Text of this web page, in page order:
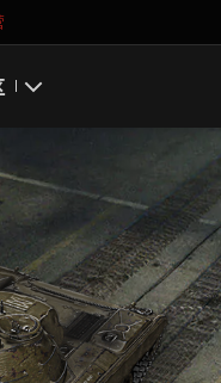
料
玩家
自媒体